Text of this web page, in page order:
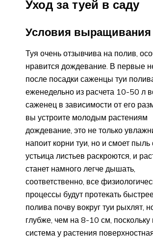
Уход за туей в саду
Условия выращивания
Туя очень отзывчива на полив,
нравится дождевание. В первые
после посадки саженцы туи
еженедельно из расчета 10-50 л
саженец в зависимости от его
вы устроите молодым растениям
дождевание, это не только
напоит корни туи, но и смоет пыль
устьица листьев раскроются, и
станет намного легче дышать,
соответственно, все
процессы будут протекать
полива почву вокруг туи рыхлят,
глубже, чем на 8-10 см, поскольку
система у растения